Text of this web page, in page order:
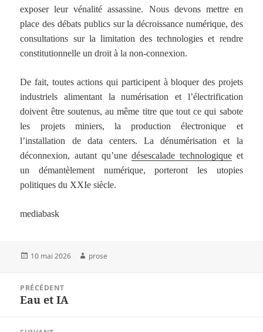
exposer leur vénalité assassine. Nous devons mettre en
place des débats publics sur la décroissance numérique, des
consultations sur la limitation des technologies et rendre
constitutionnelle un droit à la non-connexion.
De fait, toutes actions qui participent à bloquer des projets
industriels alimentant la numérisation et l’électrification
doivent être soutenus, au même titre que tout ce qui sabote
les projets miniers, la production électronique et
l’installation de data centers. La dénumérisation et la
déconnexion, autant qu’unedésescalade technologiqueet
un démantèlement numérique, porteront les utopies
politiques du XXIe siècle.
mediabask
Publié
10 mai 2026 Auteur
prose
l’article
PRÉCÉDENT
Article
Eau et IA